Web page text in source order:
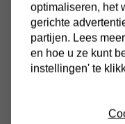
In
Alle prijzen zijn
Altijd gratis
optimaliseren, het
gerichte
partijen. Lees
en hoe u ze kunt
instellingen' te